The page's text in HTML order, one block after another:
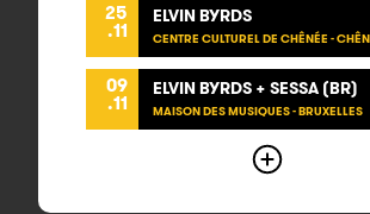
25
.11
ELVIN BYRDS
CENTRE CULTUREL DE CHÊNÉE -
09
.11
ELVIN BYRDS + SESSA (BR)
MAISON DES MUSIQUES - BRUXELLES